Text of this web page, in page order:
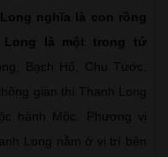
nghĩa là con rồng
Long là một trong tứ
Bạch Hổ, Chu Tước,
gian thì Thanh Long
hành Mộc. Phương vị
Long nằm ở vị trí bên